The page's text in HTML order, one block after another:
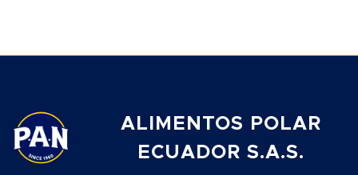
ALIMENTOS POLAR
ECUADOR S.A.S.